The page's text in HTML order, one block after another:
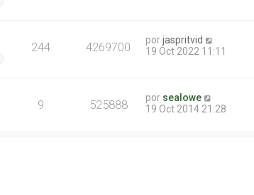
244 4269700 porjaspritvid
19 Oct 2022 11:11
9 525888 por sealowe
19 Oct 2014 21:28